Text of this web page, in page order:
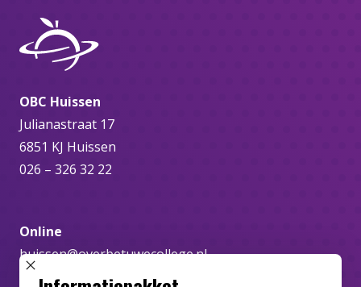
OBC Huissen
Julianastraat 17
6851 KJ Huissen
026 – 326 32 22
Online
huissen@overbetuwecollege.nl
SLUIT POPUP